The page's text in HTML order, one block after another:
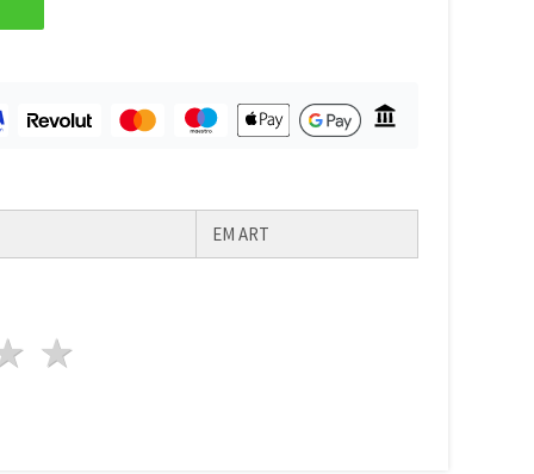
EM ART
4 zvezde
zvezde